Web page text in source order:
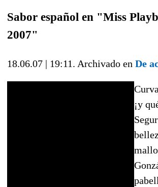
Sabor español en "Miss
2007"
18.06.07 | 19:11. Archivado en De
¡y